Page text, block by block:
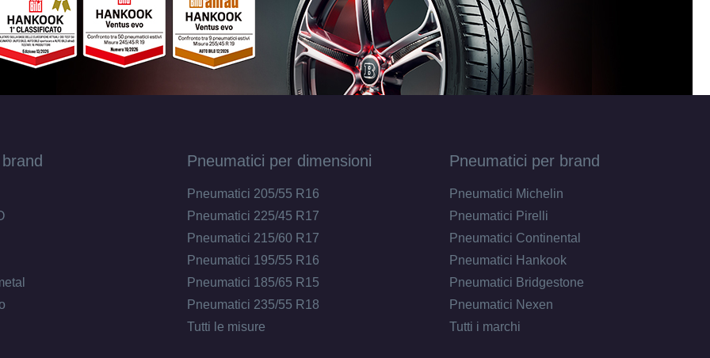
Pneumatici per dimensioni
Pneumatici 205/55 R16
Pneumatici 225/45 R17
Pneumatici 215/60 R17
Pneumatici 195/55 R16
Pneumatici 185/65 R15
Pneumatici 235/55 R18
Tutti le misure
Pneumatici per brand
Pneumatici Michelin
Pneumatici Pirelli
Pneumatici Continental
Pneumatici Hankook
Pneumatici Bridgestone
Pneumatici Nexen
Tutti i marchi